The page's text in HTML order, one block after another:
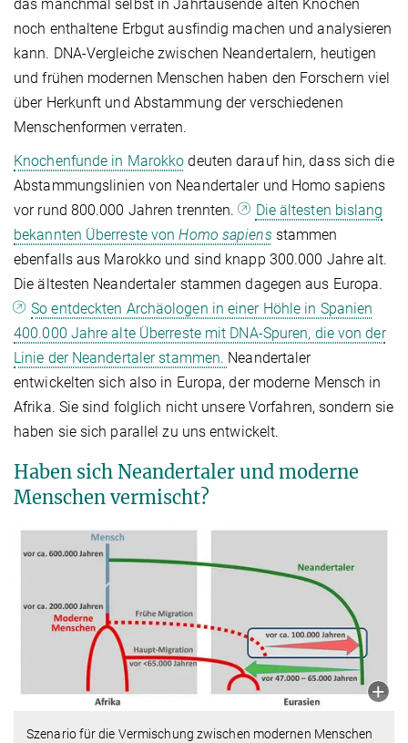
das manchmal selbst in Jahrtausende alten Knochen
noch enthaltene Erbgut ausfindig machen und analysieren
kann. DNA-Vergleiche zwischen Neandertalern, heutigen
und frühen modernen Menschen haben den Forschern viel
über Herkunft und Abstammung der verschiedenen
Menschenformen verraten.
Knochenfunde in Marokko deuten darauf hin, dass sich die
Abstammungslinien von Neandertaler und Homo sapiens
vor rund 800.000 Jahren trennten.
Die ältesten bislang
bekannten Überreste vonHomo sapiens stammen
ebenfalls aus Marokko und sind knapp 300.000 Jahre alt.
Die ältesten Neandertaler stammen dagegen aus Europa.
So entdeckten Archäologen in einer Höhle in Spanien
400.000 Jahre alte Überreste mit DNA-Spuren, die von der
Linie der Neandertaler stammen. Neandertaler
entwickelten sich also in Europa, der moderne Mensch in
Afrika. Sie sind folglich nicht unsere Vorfahren, sondern sie
haben sie sich parallel zu uns entwickelt.
Haben sich Neandertaler und moderne
Menschen vermischt?
Szenario für die Vermischung zwischen modernen Menschen